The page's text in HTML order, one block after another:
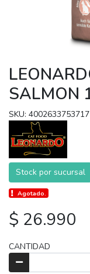
SALMON
SKU: 4002633753717
Stock por sucursal
Agotado.
$ 26.990
CANTIDAD